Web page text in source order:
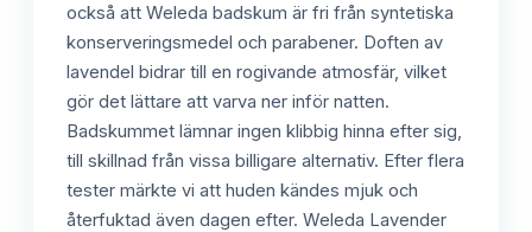
också att Weleda badskum är fri från syntetiska
konserveringsmedel och parabener. Doften av
lavendel bidrar till en rogivande atmosfär, vilket
gör det lättare att varva ner inför natten.
Badskummet lämnar ingen klibbig hinna efter sig,
till skillnad från vissa billigare alternativ. Efter flera
tester märkte vi att huden kändes mjuk och
återfuktad även dagen efter. Weleda Lavender